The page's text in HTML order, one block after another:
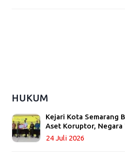
HUKUM
Kejari Kota Semarang
Aset Koruptor, Negara
24 Juli 2026